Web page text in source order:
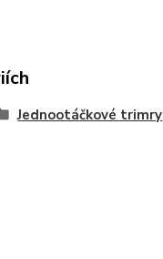
Jednootáčkové trimry